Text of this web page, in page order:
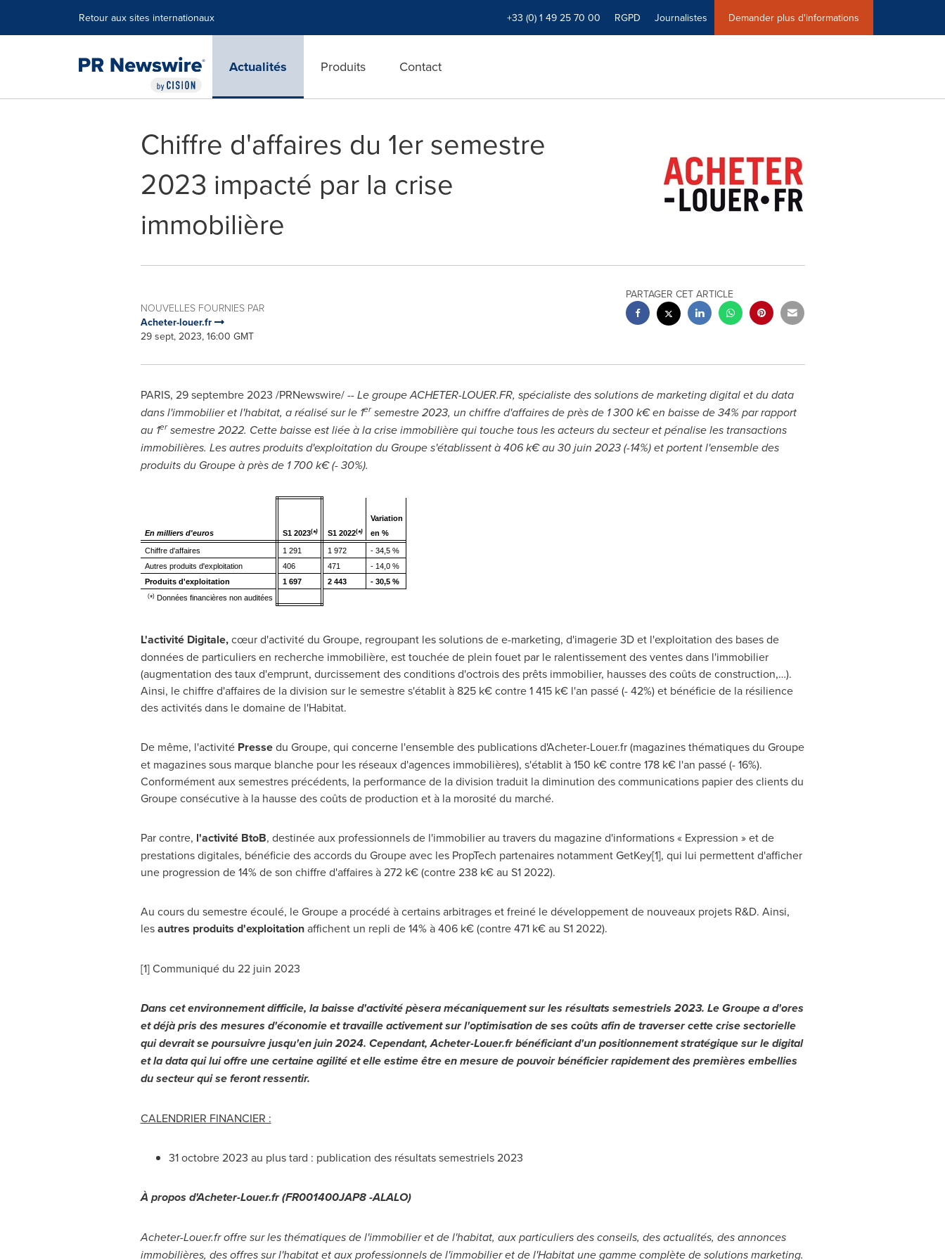
Retour aux sites internationaux +33 (0) 1 49 25 70 00 RGPD Journalistes Demander plus d'informations
Actualités Produits Contact
Chiffre d'affaires du 1er semestre
2023 impacté par la crise
immobilière
NOUVELLES FOURNIES PAR
Acheter-louer.fr
29 sept, 2023, 16:00 GMT
PARTAGER CET ARTICLE
PARIS, 29 septembre 2023 /PRNewswire/ --Le groupe ACHETER-LOUER.FR, spécialiste des solutions de marketing digital et du data
dans l'immobilier et l'habitat, a réalisé sur le 1ersemestre 2023, un chiffre d'affaires de près de 1 300 k€ en baisse de 34% par rapport
au 1ersemestre 2022. Cette baisse est liée à la crise immobilière qui touche tous les acteurs du secteur et pénalise les transactions
immobilières. Les autres produits d'exploitation du Groupe s'établissent à 406 k€ au 30 juin 2023 (-14%) et portent l'ensemble des
produits du Groupe à près de 1 700 k€ (- 30%).
En milliers d'euros S1 2023(*) S1 2022(*)
Variation
en %
Chiffre d'affaires 1 291 1 972
- 34,5 %
Autres produits d'exploitation
406 471
- 14,0 %
Produits d'exploitation
1 697 2 443 - 30,5 %
(*) Données financières non auditées
L'activité Digitale,cœur d'activité du Groupe, regroupant les solutions de e-marketing, d'imagerie 3D et l'exploitation des bases de
données de particuliers en recherche immobilière, est touchée de plein fouet par le ralentissement des ventes dans l'immobilier
(augmentation des taux d'emprunt, durcissement des conditions d'octrois des prêts immobilier, hausses des coûts de construction,…).
Ainsi, le chiffre d'affaires de la division sur le semestre s'établit à 825 k€ contre 1 415 k€ l'an passé (- 42%) et bénéficie de la résilience
des activités dans le domaine de l'Habitat.
De même, l'activité Pressedu Groupe, qui concerne l'ensemble des publications d'Acheter-Louer.fr (magazines thématiques du Groupe
et magazines sous marque blanche pour les réseaux d'agences immobilières), s'établit à 150 k€ contre 178 k€ l'an passé (- 16%).
Conformément aux semestres précédents, la performance de la division traduit la diminution des communications papier des clients du
Groupe consécutive à la hausse des coûts de production et à la morosité du marché.
Par contre, l'activité BtoB, destinée aux professionnels de l'immobilier au travers du magazine d'informations « Expression » et de
prestations digitales, bénéficie des accords du Groupe avec les PropTech partenaires notamment GetKey[1], qui lui permettent d'afficher
une progression de 14% de son chiffre d'affaires à 272 k€ (contre 238 k€ au S1 2022).
Au cours du semestre écoulé, le Groupe a procédé à certains arbitrages et freiné le développement de nouveaux projets R&D. Ainsi,
lesautres produits d'exploitationaffichent un repli de 14% à 406 k€ (contre 471 k€ au S1 2022).
[1] Communiqué du 22 juin 2023
Dans cet environnement difficile, la baisse d'activité pèsera mécaniquement sur les résultats semestriels 2023. Le Groupea d'ores
et déjà pris des mesures d'économie et travaille activement sur l'optimisation de ses coûts afin de traverser cette crise sectorielle
qui devrait se poursuivre jusqu'en juin 2024. Cependant, Acheter-Louer.fr bénéficiant d'un positionnement stratégique sur le digital
et la data qui lui offre une certaine agilité et elle estime être en mesure de pouvoir bénéficier rapidement des premières embellies
du secteur qui se feront ressentir.
CALENDRIER FINANCIER :
31 octobre 2023 au plus tard : publication des résultats semestriels 2023
À propos d'Acheter-Louer.fr (FR001400JAP8 -ALALO)
Acheter-Louer.fr offre sur les thématiques de l'immobilier et de l'habitat, aux particuliers des conseils, des actualités, des annonces
immobilières, des offres sur l'habitat et aux professionnels de l'immobilier et de l'Habitat une gamme complète de solutions marketing.